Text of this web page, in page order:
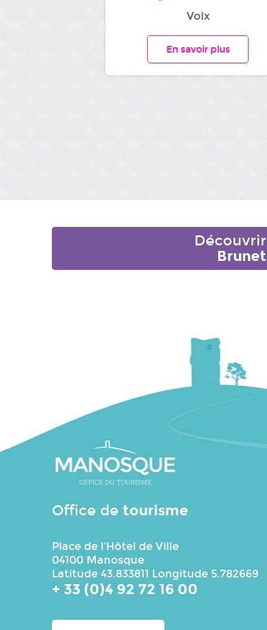
Volx
En savoir plus
Découvrir
Brunet
Office de tourisme
Place de l'Hôtel de Ville
04100 Manosque
Latitude 43.833811 Longitude 5.782669
+ 33 (0)4 92 72 16 00